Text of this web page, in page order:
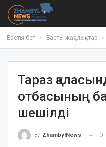
Басты бет Басты жаңалықтар
Тараз
отбасының
шешілді
By ZhambylNews On